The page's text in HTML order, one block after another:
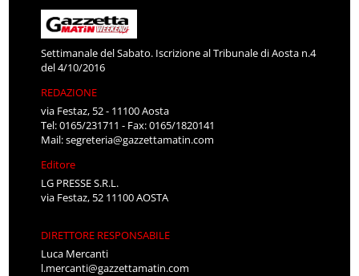
Settimanale del Sabato. Iscrizione al Tribunale di Aosta n.4
del 4/10/2016
REDAZIONE
via Festaz, 52 - 11100 Aosta
Tel: 0165/231711 - Fax: 0165/1820141
Mail:segreteria@gazzettamatin.com
Editore
LG PRESSE S.R.L.
via Festaz, 52 11100 AOSTA
DIRETTORE RESPONSABILE
Luca Mercanti
l.mercanti@gazzettamatin.com